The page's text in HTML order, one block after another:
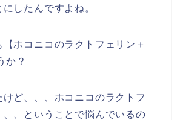
したんですよね。
ホコニコのラクトフェリン＋
か？
ど、、、ホコニコのラクトフ
、ということで悩んでいるの